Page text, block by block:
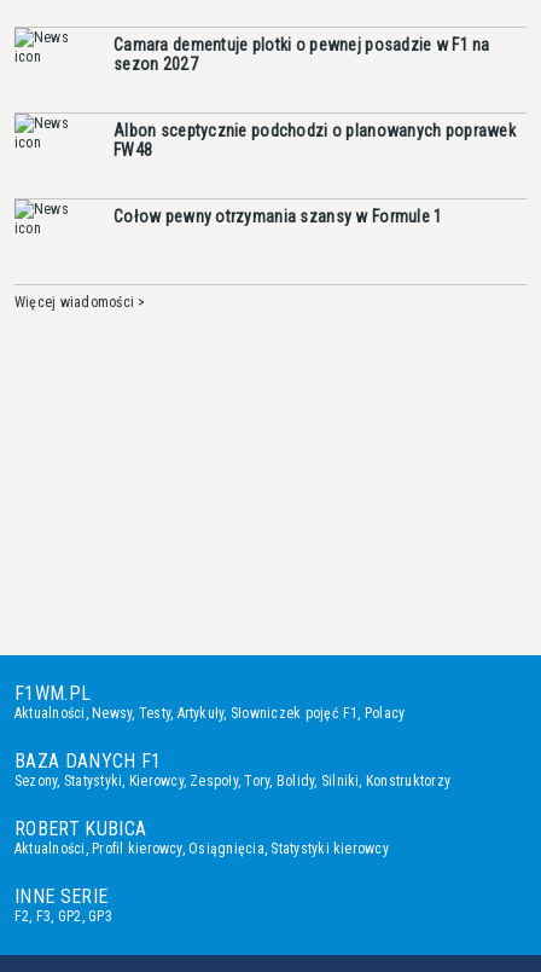
Camara dementuje plotki o pewnej posadzie w F1 na
sezon 2027
Albon sceptycznie podchodzi o planowanych poprawek
FW48
Cołow pewny otrzymania szansy w Formule 1
Więcej wiadomości >
F1WM.PL
Aktualności, Newsy, Testy, Artykuły, Słowniczek pojęć F1, Polacy
BAZA DANYCH F1
Sezony, Statystyki, Kierowcy, Zespoły,Tory, Bolidy, Silniki, Konstruktorzy
ROBERT KUBICA
Aktualności, Profil kierowcy,Osiągnięcia, Statystyki kierowcy
INNE SERIE
F2, F3, GP2,GP3